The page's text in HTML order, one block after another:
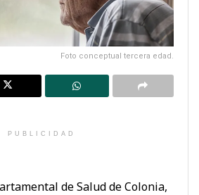
Foto conceptual tercera edad.
PUBLICIDAD
de Salud de Colonia,